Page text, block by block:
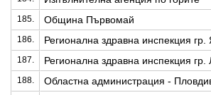
185. Община Първомай
186. Регионална здравна инспекция
187. Регионална здравна инспекция гр.
188. Областна администрация -